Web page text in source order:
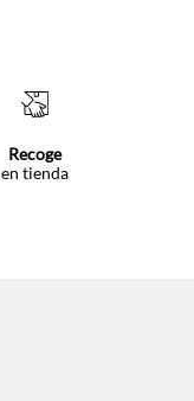
Recoge
en tienda